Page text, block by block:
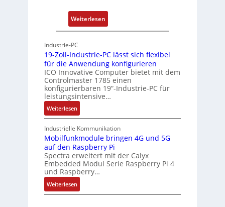
r
c
t
e
k
t
u
Weiterlesen:
P
s
i
c
a
I
a
n
d
E
Industrie-PC
19-Zoll-Industrie-PC lässt sich flexibel
für die Anwendung konfigurieren
ICO Innovative Computer bietet mit dem
Controlmaster 1785 einen
konfigurierbaren 19“-Industrie-PC für
leistungsintensive…
Weiterlesen:
1
9
-
Z
o
l
l
-
I
Industrielle Kommunikation
Mobilfunkmodule bringen 4G und 5G
auf den Raspberry Pi
Spectra erweitert mit der Calyx
Embedded Modul Serie Raspberry Pi 4
und Raspberry…
Weiterlesen:
M